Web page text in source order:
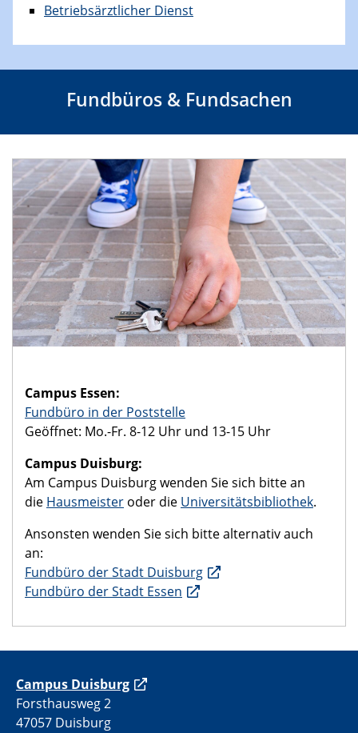
Betriebsärztlicher Dienst
Fundbüros & Fundsachen
Campus Essen:
Fundbüro in der Poststelle
Geöffnet: Mo.-Fr. 8-12 Uhr und 13-15 Uhr
Campus Duisburg:
Am Campus Duisburg wenden Sie sich bitte an
die Hausmeister oder die Universitätsbibliothek.
Ansonsten wenden Sie sich bitte alternativ auch
an:
Fundbüro der Stadt Duisburg
Fundbüro der Stadt Essen
Campus Duisburg
Forsthausweg 2
47057 Duisburg